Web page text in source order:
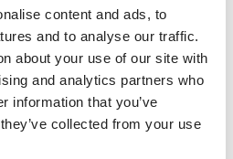
content and ads, to
and to analyse our traffic.
about your use of our site with
and analytics partners who
information that you’ve
collected from your use